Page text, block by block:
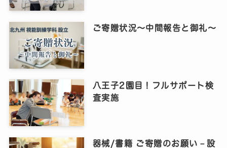
ご寄贈状況～中間報告と御礼～
八王子2園目！フルサポート検
査実施
器械/書籍 ご寄贈のお願い－設